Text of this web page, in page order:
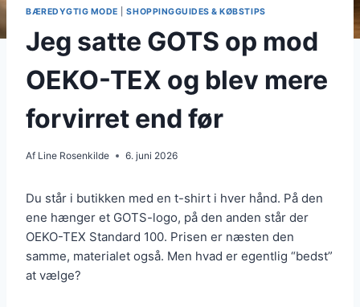
BÆREDYGTIG MODE |SHOPPINGGUIDES & KØBSTIPS
Jeg satte GOTS op mod
OEKO-TEX og blev mere
forvirret end før
Af Line Rosenkilde 6. juni 2026
Du står i butikken med en t-shirt i hver hånd. På den
ene hænger et GOTS-logo, på den anden står der
OEKO-TEX Standard 100. Prisen er næsten den
samme, materialet også. Men hvad er egentlig “bedst”
at vælge?